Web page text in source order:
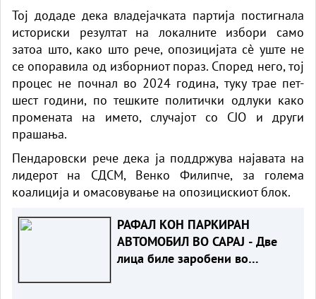
Тој додаде дека владејачката партија постигнала
историски резултат на локалните избори само
затоа што, како што рече, опозицијата сè уште не
се опоравила од изборниот пораз. Според него, тој
процес не почнал во 2024 година, туку трае пет-
шест години, по тешките политички одлуки како
промената на името, случајот со СЈО и други
прашања.
Пендаровски рече дека ја поддржува најавата на
лидерот на СДСМ, Венко Филипче, за голема
коалиција и омасовување на опозицискиот блок.
РАФАЛ КОН ПАРКИРАН
АВТОМОБИЛ ВО САРАЈ - Две
лица биле заробени во